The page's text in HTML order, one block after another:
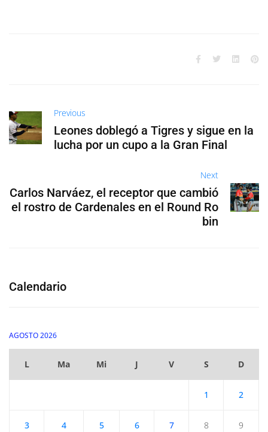
Previous
Leones doblegó a Tigres y sigue en la
lucha por un cupo a la Gran Final
Next
Carlos Narváez, el receptor que cambió
el rostro de Cardenales en el Round Ro
bin
Calendario
AGOSTO 2026
L Ma Mi J V S D
1 2
3 4 5 6 7 8 9